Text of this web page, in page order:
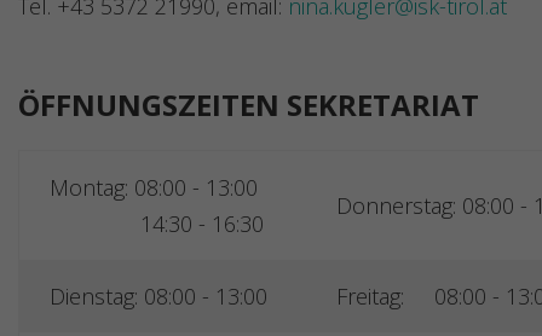
Tel. +43 5372 21990, email: nina.kugler@isk-tirol.at
ÖFFNUNGSZEITEN SEKRETARIAT
Montag: 08:00 - 13:00
14:30 - 16:30
Donnerstag: 08:00 -
Dienstag: 08:00 - 13:00 Freitag: 08:00 -